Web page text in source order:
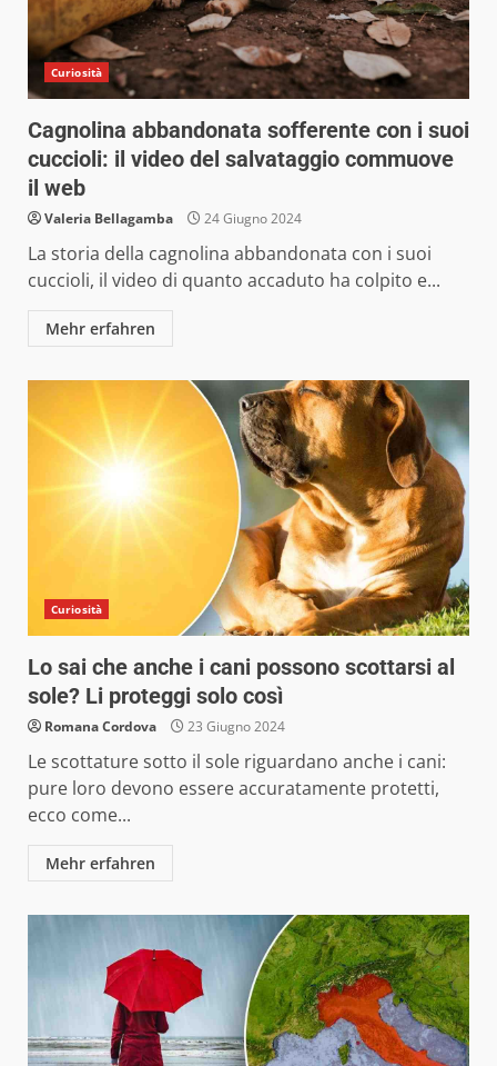
Curiosità
Cagnolina abbandonata sofferente con i suoi
cuccioli: il video del salvataggio commuove
il web
Valeria Bellagamba 24 Giugno 2024
La storia della cagnolina abbandonata con i suoi
cuccioli, il video di quanto accaduto ha colpito e...
Mehr erfahren
Curiosità
Lo sai che anche i cani possono scottarsi al
sole? Li proteggi solo così
Romana Cordova 23 Giugno 2024
Le scottature sotto il sole riguardano anche i cani:
pure loro devono essere accuratamente protetti,
ecco come...
Mehr erfahren